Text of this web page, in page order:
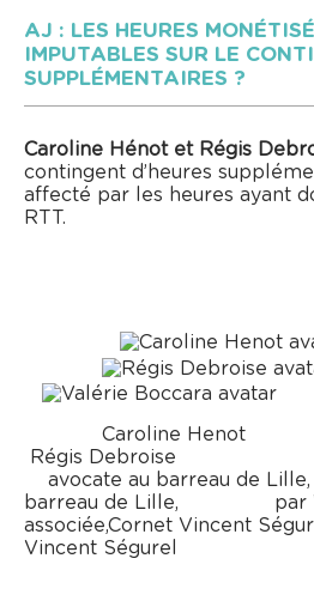
AJ : LES HEURES
IMPUTABLES SUR LE
SUPPLÉMENTAIRES ?
Caroline Hénot et Régis
contingent d’heures
affecté par les heures ayant
RTT.
Caroline
Régis Debroise
avocate au barreau
barreau de Lille, par
associée,Cornet Vincent
Vincent Ségurel